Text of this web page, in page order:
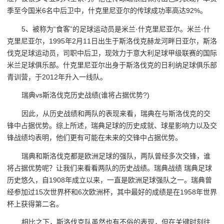
季至今国米6名中后卫中，什克里尼亚尔的传球成功率高达92%。
5、被称为“食客”的足球运动员是米兰·什克里尼亚尔。米兰·什
克里尼亚尔，1995年2月11日出生于斯洛伐克赫龙河畔日亚尔，斯洛
伐克足球运动员，司职中后卫，现效力于意大利足球甲级联赛的国际
米兰足球俱乐部。什克里尼亚尔出身于斯洛伐克的日利纳足球俱乐部
青训营，于2012年升入一线队。
瑞典vs斯洛伐克历史战绩(谁将占据优势?)
因此，从历史战绩和两队的表现来看，瑞典在与斯洛伐克的交
锋中占据优势。综上所述，瑞典足球的历史成就、球星影响力以及交
锋战绩均表明，他们更有可能在未来的交锋中占据优势。
瑞典和斯洛伐克都是欧洲足球的强队，两队曾经多次交锋，谁
将占据优势呢？让我们来看看两队的历史战绩。瑞典战绩 瑞典足球
历史悠久，自1908年成立以来，一直是欧洲足球强队之一。瑞典曾
经参加过15次世界杯和6次欧洲杯，其中最好的成绩是在1958年世界
杯上获得第二名。
相比之下，斯洛伐克队虽然也有不俗的表现，但在关键时刻往